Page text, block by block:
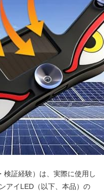
検証経験）は、実際に使用し
アイLED（以下、本品）の